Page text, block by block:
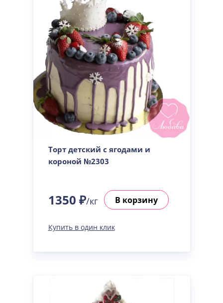
Торт детский с ягодами и
короной №2303
1350 ₽/кг В корзину
Купить в один клик